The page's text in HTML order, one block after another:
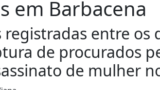
em Barbacena
registradas entre os
de procurados
de mulher